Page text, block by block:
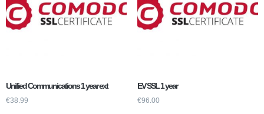
Unified Communications 1 year ext
€38.99
EV SSL 1 year
€96.00